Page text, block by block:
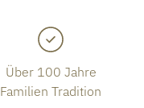
Über 100 Jahre
Familien Tradition